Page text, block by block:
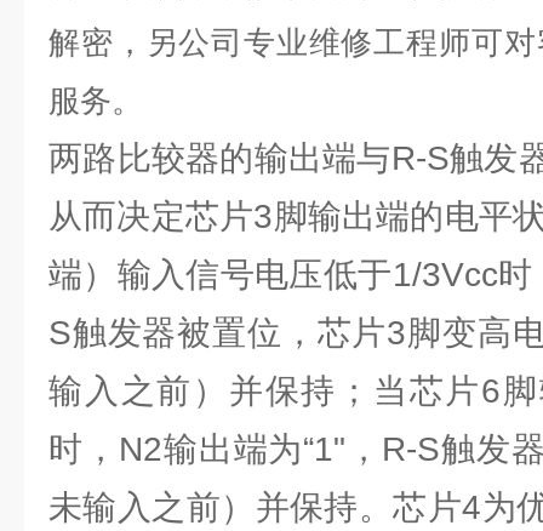
解密，另公司专业维修工程师可
服务。
两路比较器的输出端与R-S触发
从而决定芯片3脚输出端的电平
端）输入信号电压低于1/3Vcc时
S触发器被置位，芯片3脚变高
输入之前）并保持；当芯片6
时，N2输出端为“1"，R-S触发
未输入之前）并保持。芯片4为